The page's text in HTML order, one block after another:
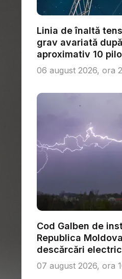
Linia de înaltă
grav avariată
aproximativ 10
Ech...
06 august 2026, ora
Cod Galben de
Republica
descărcări
Câ...
07 august 2026, ora